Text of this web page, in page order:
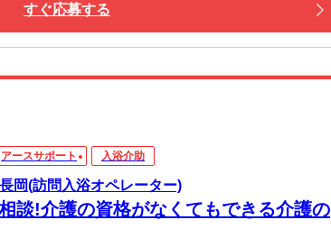
すぐ応募する
アースサポート 入浴介助
岡(訪問入浴オペレーター)
談!介護の資格がなくてもできる介護の